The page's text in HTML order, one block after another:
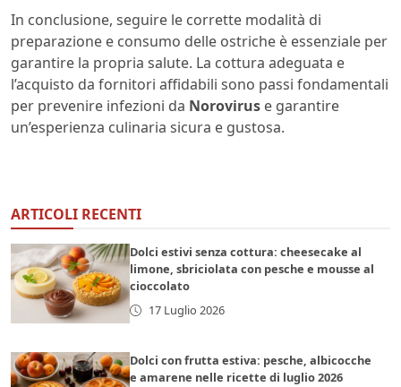
In conclusione, seguire le corrette modalità di
preparazione e consumo delle ostriche è essenziale per
garantire la propria salute. La cottura adeguata e
l’acquisto da fornitori affidabili sono passi fondamentali
per prevenire infezioni da Norovirus e garantire
un’esperienza culinaria sicura e gustosa.
ARTICOLI RECENTI
Dolci estivi senza cottura: cheesecake al
limone, sbriciolata con pesche e mousse al
cioccolato
17 Luglio 2026
Dolci con frutta estiva: pesche, albicocche
e amarene nelle ricette di luglio 2026